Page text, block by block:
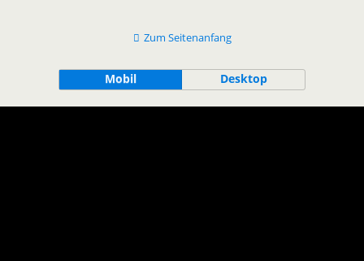
Zum Seitenanfang
Mobil Desktop